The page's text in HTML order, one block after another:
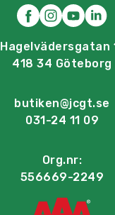
Hagelvädersgatan
418 34 Göteborg
butiken@jcgt.se
031-24 11 09
Org.nr:
556669-2249